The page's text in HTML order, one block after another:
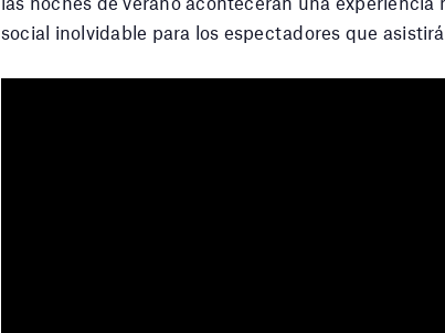
social inolvidable para los espectadores que